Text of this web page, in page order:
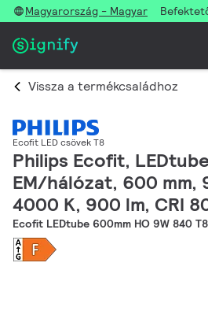
Magyarország - Magyar
Vissza a termékcsaládhoz
Ecofit LED csövek T8
Philips Ecofit,
EM/hálózat, 600 mm,
4000 K, 900 lm, CRI
Ecofit LEDtube 600mm HO 9W 840